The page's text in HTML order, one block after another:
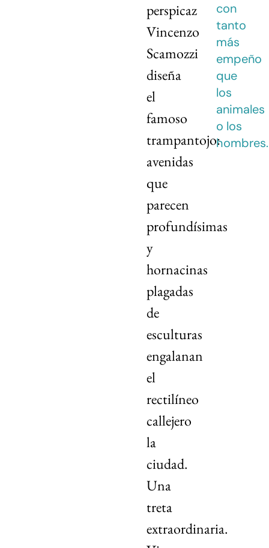
perspicaz
Vincenzo
Scamozzi
diseña
el
famoso
trampantojo:
avenidas
que
parecen
profundísimas
y
hornacinas
plagadas
de
esculturas
engalanan
el
rectilíneo
callejero
la
ciudad.
Una
treta
extraordinaria.
con
tanto
más
empeño
que
los
animales
o los
hombres.